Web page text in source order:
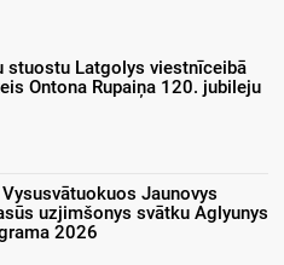
stuostu Latgolys viestnīceibā
Ontona Rupaiņa 120. jubileju
Jaunovys
uzjimšonys svātku Aglyunys
2026